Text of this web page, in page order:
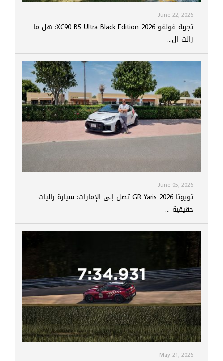
June 22, 2026
تجربة فولفو XC90 B5 Ultra Black Edition 2026: هل ما
زالت ال...
June 05, 2026
تويوتا GR Yaris 2026 تصل إلى الإمارات: سيارة راليات
حقيقية ...
May 21, 2026